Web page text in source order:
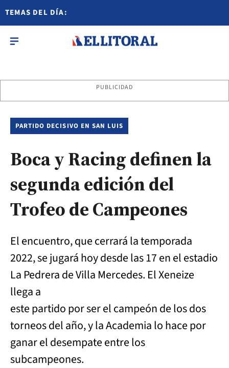
TEMAS DEL DÍA:
PUBLICIDAD
PARTIDO DECISIVO EN SAN LUIS
Boca y Racing definen la
segunda edición del
Trofeo de Campeones
El encuentro, que cerrará la temporada
2022, se jugará hoy desde las 17 en el estadio
La Pedrera de Villa Mercedes. El Xeneize
llega a
este partido por ser el campeón de los dos
torneos del año, y la Academia lo hace por
ganar el desempate entre los
subcampeones.